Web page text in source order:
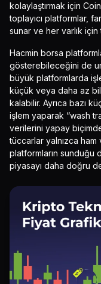
kolaylaştırmak için
toplayıcı platformlar,
sunar ve her varlık
Hacmin borsa
gösterebileceğini de
büyük platformlarda
küçük veya daha az
kalabilir. Ayrıca bazı
işlem yaparak “wash
verilerini yapay
tüccarlar yalnızca
platformların sunduğu
piyasayı daha doğru